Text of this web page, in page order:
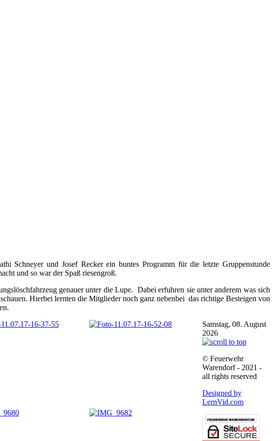
Schneyer und Josef Recker ein buntes Programm für die letzte Gruppenstunde
und so war der Spaß riesengroß.
genauer unter die Lupe. Dabei erfuhren sie unter anderem was sich
Hierbei lernten die Mitglieder noch ganz nebenbei das richtige Besteigen von
Samstag, 08. August
2026
© Feuerwehr
Warendorf - 2021 -
all rights reserved
Designed by
LernVid.com